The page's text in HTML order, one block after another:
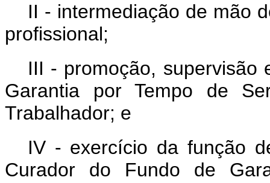
II - intermediação de mão
profissional;
III - promoção, supervisão
Garantia por Tempo de
Trabalhador; e
IV - exercício da função
Curador do Fundo de